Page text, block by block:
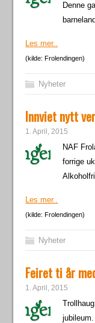
Denne
Les mer..
(kilde: Frolendingen)
Nyheter
Innviet nytt
1. April, 2015
NAF
forrige
Les mer..
(kilde: Frolendingen)
Nyheter
Feiret ti år
1. April, 2015